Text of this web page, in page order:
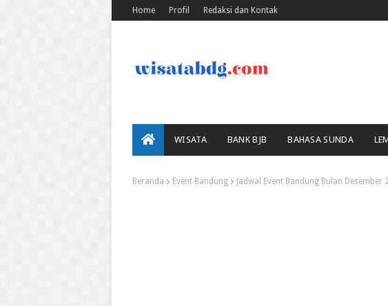
Home Profil Redaksi dan Kontak
WISATA BANK BJB BAHASA SUNDA
Beranda Event Bandung Jadwal Event Bandung Bulan Desember